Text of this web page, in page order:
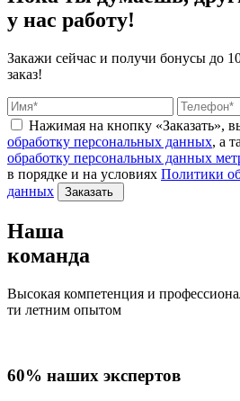
у нас работу!
Закажи сейчас и получи бонусы до
заказ!
Нажимая на кнопку «Заказать»,
обработку персональных данных, а
обработку персональных данных
в порядке и на условиях Политики
данных
Заказать
Наша
команда
Высокая компетенция и
ти летним опытом
60% наших экспертов